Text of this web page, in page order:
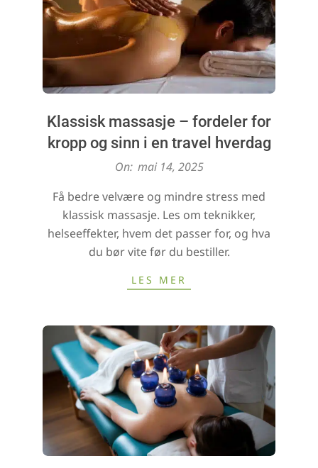
Klassisk massasje – fordeler for
kropp og sinn i en travel hverdag
14
On: mai 14, 2025
Få bedre velvære og mindre stress med
klassisk massasje. Les om teknikker,
helseeffekter, hvem det passer for, og hva
du bør vite før du bestiller.
LES MER